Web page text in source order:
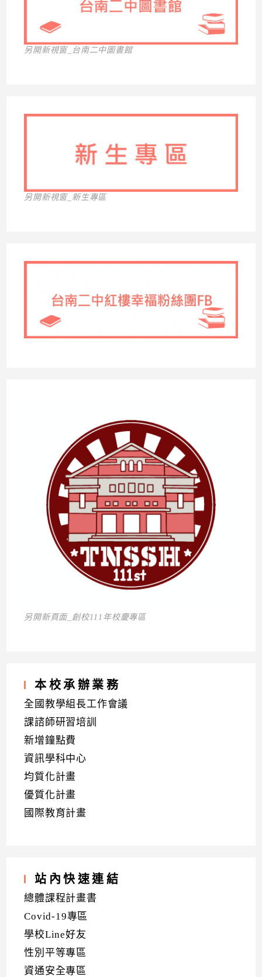
另開新視窗_台南二中圖書館
另開新視窗_新生專區
另開新頁面_創校111年校慶專區
本校承辦業務
全國教學組長工作會議
課諮師研習培訓
新增鐘點費
資訊學科中心
均質化計畫
優質化計畫
國際教育計畫
站內快速連結
總體課程計畫書
Covid-19專區
學校Line好友
性別平等專區
資通安全專區